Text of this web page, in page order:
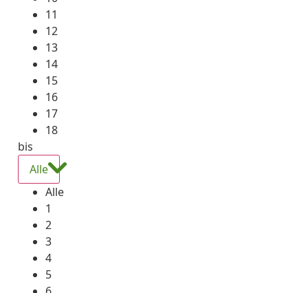
11
12
13
14
15
16
17
18
bis
Alle
Alle
1
2
3
4
5